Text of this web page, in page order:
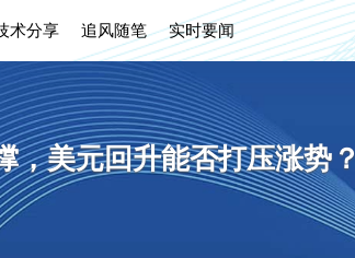
术分享 追风随笔 实时要闻
美元回升能否打压涨势？